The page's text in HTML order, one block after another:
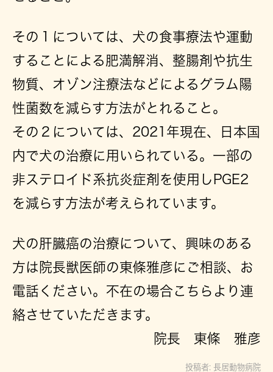
その１については、犬の食事療法や運動
することによる肥満解消、整腸剤や抗生
物質、オゾン注療法などによるグラム陽
性菌数を減らす方法がとれること。
その２については、2021年現在、日本国
内で犬の治療に用いられている。一部の
非ステロイド系抗炎症剤を使用しPGE2
を減らす方法が考えられています。
犬の肝臓癌の治療について、興味のある
方は院長獣医師の東條雅彦にご相談、お
電話ください。不在の場合こちらより連
絡させていただきます。
院長 東條 雅彦
投稿者: 長居動物病院